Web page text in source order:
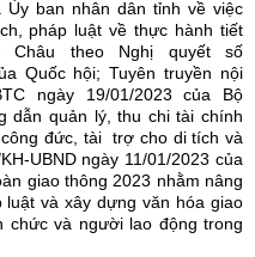
Ủy ban nhân dân tỉnh về việc
pháp luật về thực hành tiết
theo Nghị quyết số
Quốc hội; Tuyên truyền nội
ngày 19/01/2023 của Bộ
dẫn quản lý, thu chi tài chính
đức, tài trợ cho di tích và
UBND ngày 11/01/2023 của
giao thông 2023 nhằm nâng
và xây dựng văn hóa giao
chức và người lao động trong